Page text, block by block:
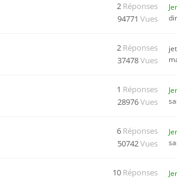
2 Réponses
94771 Vues
2 Réponses
37478Vues
1 Réponses
28976Vues
6 Réponses
50742Vues
10 Réponses